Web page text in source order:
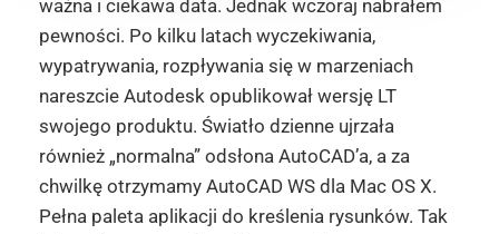
ważna i ciekawa data. Jednak wczoraj nabrałem
pewności. Po kilku latach wyczekiwania,
wypatrywania, rozpływania się w marzeniach
nareszcie Autodesk opublikował wersję LT
swojego produktu. Światło dzienne ujrzała
również „normalna” odsłona AutoCAD’a, a za
chwilkę otrzymamy AutoCAD WS dla Mac OS X.
Pełna paleta aplikacji do kreślenia rysunków. Tak